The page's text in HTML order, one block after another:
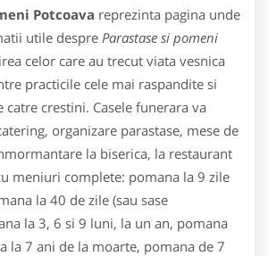
Potcoava reprezinta pagina unde
utile despre Parastase si pomeni
celor care au trecut viata vesnica
practicile cele mai raspandite si
catre crestini. Casele funerara va
organizare parastase, mese de
la biserica, la restaurant
meniuri complete: pomana la 9 zile
la 40 de zile (sau sase
la 3, 6 si 9 luni, la un an, pomana
la 7 ani de la moarte, pomana de 7